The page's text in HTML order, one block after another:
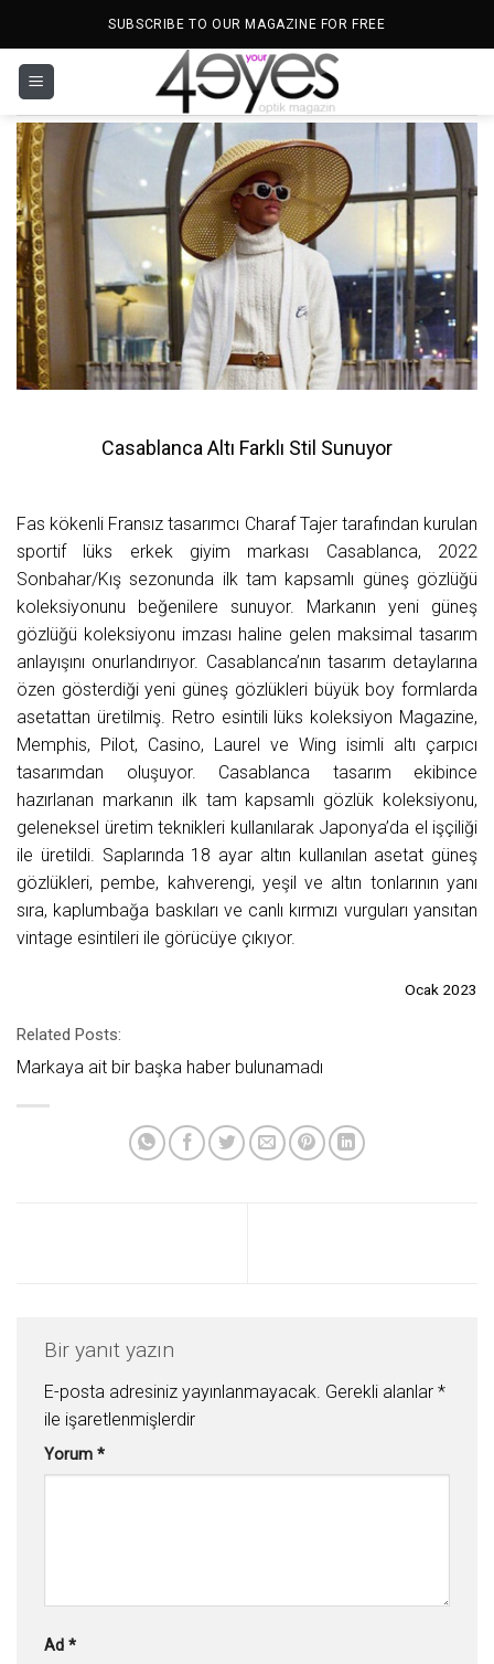
SUBSCRIBE TO OUR MAGAZINE FOR FREE
Casablanca Altı Farklı Stil Sunuyor
Fas kökenli Fransız tasarımcı Charaf Tajer tarafından kurulan
sportif lüks erkek giyim markası Casablanca, 2022
Sonbahar/Kış sezonunda ilk tam kapsamlı güneş gözlüğü
koleksiyonunu beğenilere sunuyor. Markanın yeni güneş
gözlüğü koleksiyonu imzası haline gelen maksimal tasarım
anlayışını onurlandırıyor. Casablanca’nın tasarım detaylarına
özen gösterdiği yeni güneş gözlükleri büyük boy formlarda
asetattan üretilmiş. Retro esintili lüks koleksiyon Magazine,
Memphis, Pilot, Casino, Laurel ve Wing isimli altı çarpıcı
tasarımdan oluşuyor. Casablanca tasarım ekibince
hazırlanan markanın ilk tam kapsamlı gözlük koleksiyonu,
geleneksel üretim teknikleri kullanılarak Japonya’da el işçiliği
ile üretildi. Saplarında 18 ayar altın kullanılan asetat güneş
gözlükleri, pembe, kahverengi, yeşil ve altın tonlarının yanı
sıra, kaplumbağa baskıları ve canlı kırmızı vurguları yansıtan
vintage esintileri ile görücüye çıkıyor.
Ocak 2023
Related Posts:
Markaya ait bir başka haber bulunamadı
Bir yanıt yazın
E-posta adresiniz yayınlanmayacak. Gerekli alanlar *
ile işaretlenmişlerdir
Yorum *
Ad *